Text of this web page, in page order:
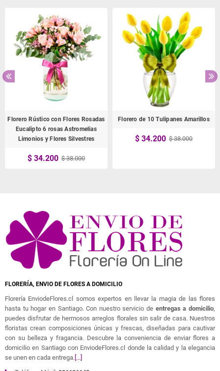
Florero Rústico con Flores Rosadas
Eucalipto 6 rosas Astromelias
Limonios y Flores Silvestres
$ 34.200 $ 38.000
Florero de 10 Tulipanes Amarillos
$ 34.200 $ 38.000
FLORERÍA, ENVIO DE FLORES A DOMICILIO
Florería EnviodeFlores.cl somos expertos en llevar la magia de las flores
hasta tu hogar en Santiago. Con nuestro servicio de entregas a domicilio,
puedes disfrutar de hermosos arreglos florales sin salir de casa. Nuestros
floristas crean composiciones únicas y frescas, diseñadas para cautivar
con su belleza y fragancia. Descubre la conveniencia de enviar flores a
domicilio en Santiago con EnviodeFlores.cl donde la calidad y la elegancia
se unen en cada entrega. [...]